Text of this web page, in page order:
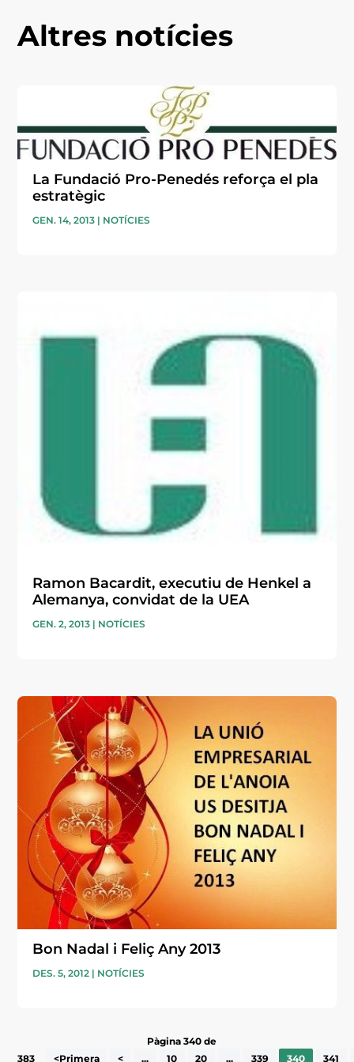
Altres notícies
La Fundació Pro-Penedés reforça el pla
estratègic
GEN. 14, 2013 | NOTÍCIES
Ramon Bacardit, executiu de Henkel a
Alemanya, convidat de la UEA
GEN. 2, 2013 | NOTÍCIES
Bon Nadal i Feliç Any 2013
DES. 5, 2012 | NOTÍCIES
Pàgina 340 de
383
<Primera < ... 10 20 ... 339 340 341